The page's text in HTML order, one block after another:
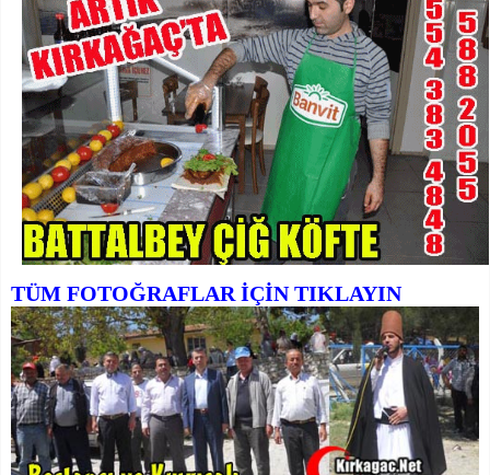
TÜM FOTOĞRAFLAR İÇİN TIKLAYIN